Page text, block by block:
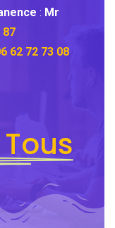
: Mr
87
62 72 73 08